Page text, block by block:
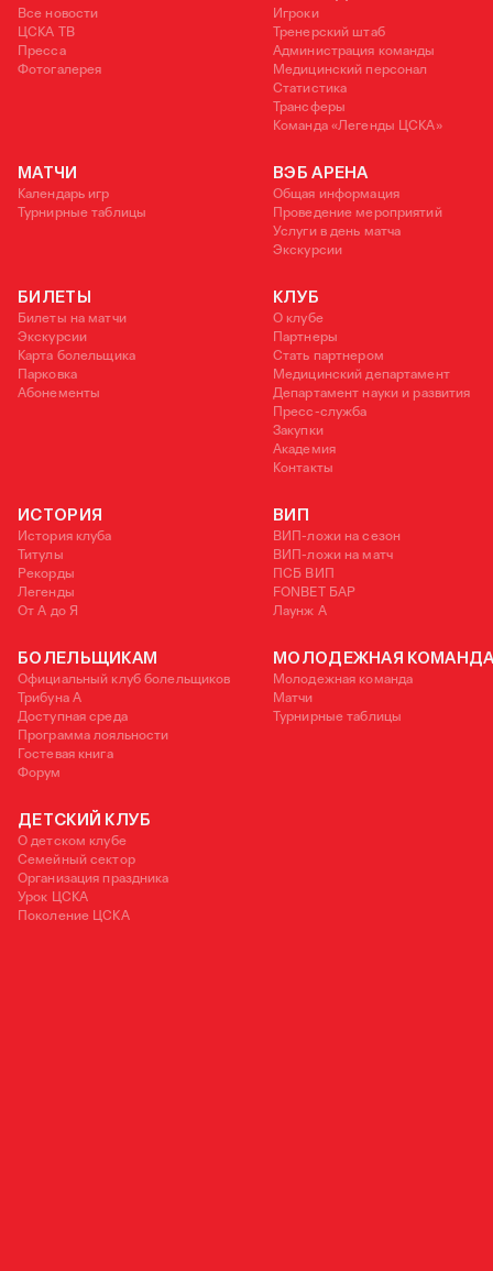
Все новости
ЦСКА ТВ
Пресса
Фотогалерея
Игроки
Тренерский штаб
Администрация команды
Медицинский персонал
Статистика
Трансферы
Команда «Легенды ЦСКА»
МАТЧИ
Календарь игр
Турнирные таблицы
ВЭБ АРЕНА
Общая информация
Проведение мероприятий
Услуги в день матча
Экскурсии
БИЛЕТЫ
Билеты на матчи
Экскурсии
Карта болельщика
Парковка
Абонементы
КЛУБ
О клубе
Партнеры
Стать партнером
Медицинский департамент
Департамент науки и развития
Пресс-служба
Закупки
Академия
Контакты
ИСТОРИЯ
История клуба
Титулы
Рекорды
Легенды
От А до Я
ВИП
ВИП-ложи на сезон
ВИП-ложи на матч
ПСБ ВИП
FONBET БАР
Лаунж A
БОЛЕЛЬЩИКАМ
Официальный клуб болельщиков
Трибуна А
Доступная среда
Программа лояльности
Гостевая книга
Форум
МОЛОДЕЖНАЯ
Молодежная команда
Матчи
Турнирные таблицы
ДЕТСКИЙ КЛУБ
О детском клубе
Семейный сектор
Организация праздника
Урок ЦСКА
Поколение ЦСКА